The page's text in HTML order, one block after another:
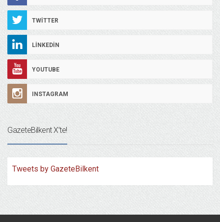
TWITTER
LINKEDIN
YOUTUBE
INSTAGRAM
GazeteBilkent X’te!
Tweets by GazeteBilkent